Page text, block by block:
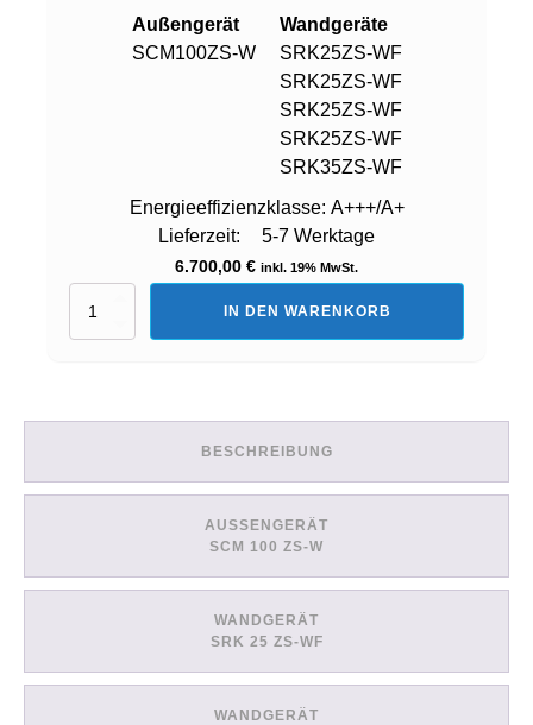
Außengerät
SCM100ZS-W
Wandgeräte
SRK25ZS-WF
SRK25ZS-WF
SRK25ZS-WF
SRK25ZS-WF
SRK35ZS-WF
Energieeffizienzklasse: A+++/A+
Lieferzeit:
5-7 Werktage
6.700,00 € inkl. 19% MwSt.
Set:
Innengeräte
+
Menge
IN DEN WARENKORB
BESCHREIBUNG
AUSSENGERÄT
SCM 100 ZS-W
WANDGERÄT
SRK 25 ZS-WF
WANDGERÄT